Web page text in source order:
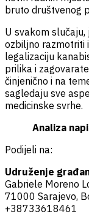
bruto društvenog
U svakom
ozbiljno razmotriti
legalizaciju
prilika i
činjenično i na
sagledaju sve
medicinske svrhe.
Analiza
Podijeli na:
Udruženje
Gabriele Moreno
71000 Sarajevo,
+38733618461